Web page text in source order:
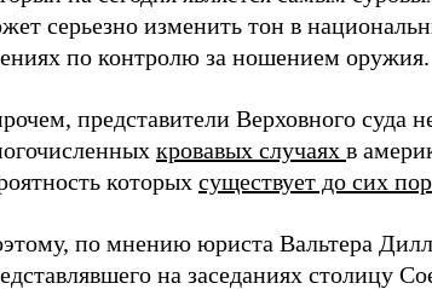
серьезно изменить тон в
по контролю за ношением оружия.
представители Верховного суда
кровавых случаях в
которых существует до сих пор
по мнению юриста Вальтера
на заседаниях столицу